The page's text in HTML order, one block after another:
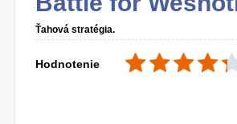
Ťahová stratégia.
Hodnotenie